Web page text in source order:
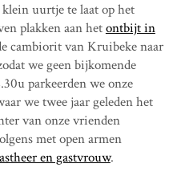
uurtje te laat op het
plakken aan hetontbijt in
cambiorit van Kruibeke naar
we geen bijkomende
parkeerden we onze
we twee jaar geleden het
van onze vrienden
met open armen
en gastvrouw.